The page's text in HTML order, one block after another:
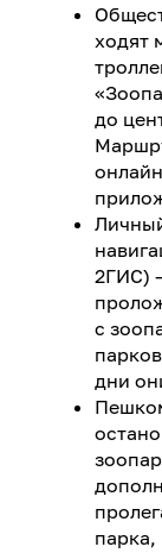
ходят
до
2ГИС)
с
дни